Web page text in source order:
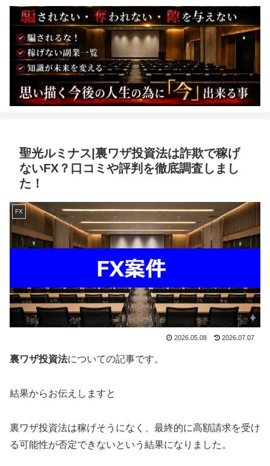
聖光ルミナス|裏ワザ投資法は詐欺で稼げ
ないFX？口コミや評判を徹底調査しまし
た！
FX
2026.05.08 2026.07.07
裏ワザ投資法についての記事です。
結果からお伝えしますと
裏ワザ投資法は稼げそうになく、最終的に高額請求を受け
る可能性が否定できないという結果になりました。